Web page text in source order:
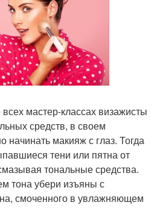
мастер-классах визажисты
средств, в своем
макияж с глаз. Тогда
тени или пятна от
тональные средства.
тона убери изъяны с
смоченного в увлажняющем